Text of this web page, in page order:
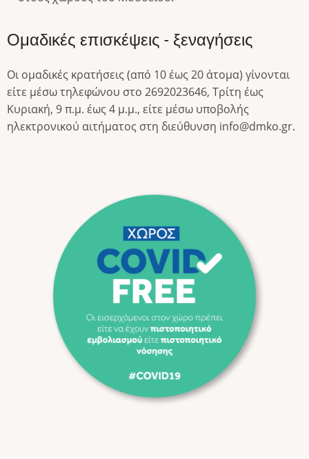
Ομαδικές επισκέψεις - ξεναγήσεις
Οι ομαδικές κρατήσεις (από 10 έως 20 άτομα) γίνονται
είτε μέσω τηλεφώνου στο 2692023646, Τρίτη έως
Κυριακή, 9 π.μ. έως 4 μ.μ., είτε μέσω υποβολής
ηλεκτρονικού αιτήματος στη διεύθυνση info@dmko.gr.